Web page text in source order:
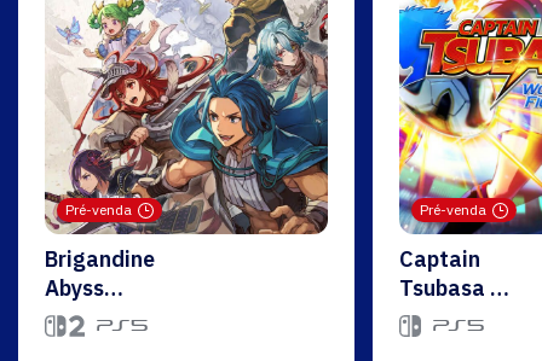
Pré-venda
Brigandine
Abyss
Deluxe
Edition
Pré-venda
Captain
Tsubasa 2
World
Fighters